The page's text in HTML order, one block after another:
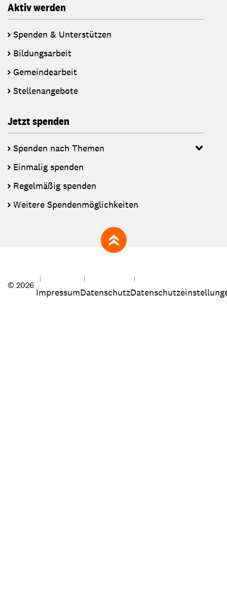
Aktiv werden
Spenden & Unterstützen
Bildungsarbeit
Gemeindearbeit
Stellenangebote
Jetzt spenden
Spenden nach Themen
Einmalig spenden
Regelmäßig spenden
Weitere Spendenmöglichkeiten
zum Seitenanfang
© 2026
ImpressumDatenschutz